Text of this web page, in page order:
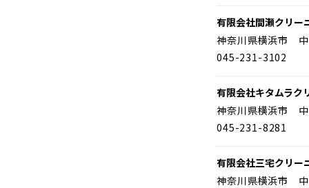
有限会社間瀬クリー
神奈川県横浜市 中
045-231-3102
有限会社キタムラク
神奈川県横浜市 中
045-231-8281
有限会社三宅クリー
神奈川県横浜市 中